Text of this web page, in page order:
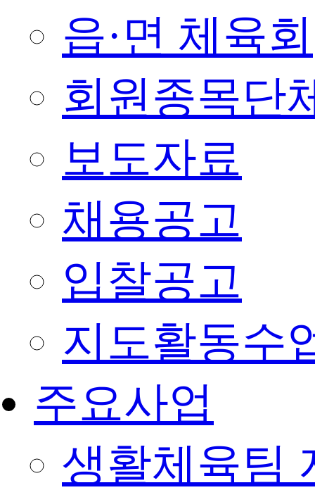
읍·면 체육회
회원종목단
보도자료
채용공고
입찰공고
지도활동수
주요사업
생활체육팀